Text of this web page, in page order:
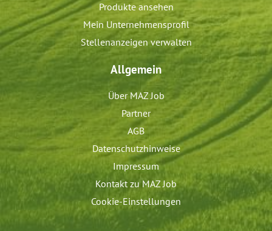
Produkte ansehen
Mein Unternehmensprofil
Stellenanzeigen verwalten
Allgemein
Über MAZ Job
Partner
AGB
Datenschutzhinweise
Impressum
Kontakt zu MAZ Job
Cookie-Einstellungen